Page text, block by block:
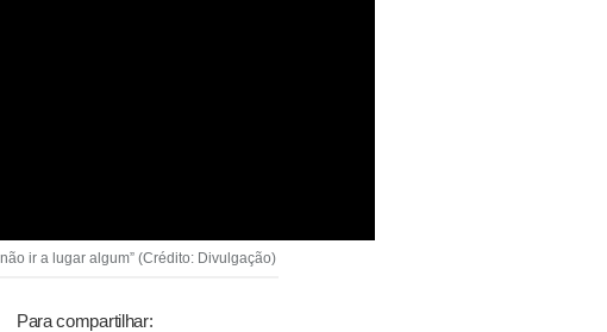
ir a lugar algum” (Crédito: Divulgação)
Para compartilhar: